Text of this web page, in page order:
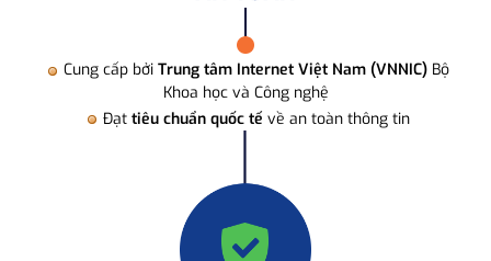
Cung cấp bởi Trung tâm Internet Việt Nam (VNNIC) Bộ
Khoa học và Công nghệ
Đạt tiêu chuẩn quốc tế về an toàn thông tin